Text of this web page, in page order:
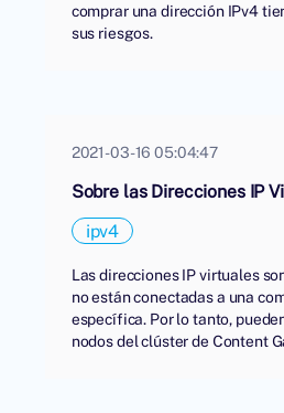
comprar una dirección IPv4
sus riesgos.
2021-03-16 05:04:47
Sobre las Direcciones IP
ipv4
Las direcciones IP virtuales
no están conectadas a una
específica. Por lo tanto,
nodos del clúster de Content